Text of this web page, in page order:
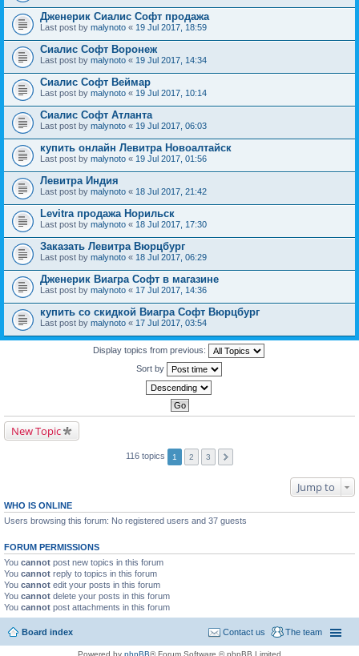
Дженерик Сиалис Софт продажа
Last post by malynoto « 19 Jul 2017, 18:59
Сиалис Софт Воронеж
Last post by malynoto « 19 Jul 2017, 14:34
Сиалис Софт Веймар
Last post by malynoto « 19 Jul 2017, 10:14
Сиалис Софт Атланта
Last post by malynoto « 19 Jul 2017, 06:03
купить онлайн Левитра Новоалтайск
Last post by malynoto « 19 Jul 2017, 01:56
Левитра Индия
Last post by malynoto « 18 Jul 2017, 21:42
Levitra продажа Норильск
Last post by malynoto « 18 Jul 2017, 17:30
Заказать Левитра Вюрцбург
Last post by malynoto « 18 Jul 2017, 06:29
Дженерик Виагра Софт в магазине
Last post by malynoto « 17 Jul 2017, 14:36
купить со скидкой Виагра Софт Вюрцбург
Last post by malynoto « 17 Jul 2017, 03:54
Display topics from previous:
Sort by
New Topic
116 topics 1 2 3
Jump to
WHO IS ONLINE
Users browsing this forum: No registered users and 37 guests
FORUM PERMISSIONS
You cannot post new topics in this forum
You cannot reply to topics in this forum
You cannot edit your posts in this forum
You cannot delete your posts in this forum
You cannot post attachments in this forum
Board index The team
Contact us
Powered by phpBB® Forum Software © phpBB Limited